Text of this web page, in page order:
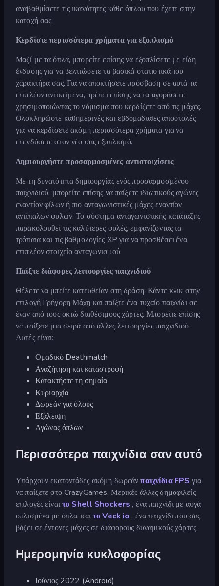
αναβαθμίσετε τις ικανότητες κάθε όπλου που έχετε στην
κατοχή σας.
Κερδίστε περισσότερα χρήματα για εξοπλισμό
Μαζί με τα όπλα, μπορείτε επίσης να εξοπλίσετε με είδη
ένδυσης για να βελτιώσετε τα βασικά στατιστικά του
χαρακτήρα σας. Για να αποκτήσετε πρόσβαση σε αυτά τα
επιπλέον αντικείμενα, πρέπει επίσης να τα αγοράσετε
χρησιμοποιώντας το νόμισμα που κερδίζετε από τις μάχες.
Ολοκληρώστε καθημερινές και εβδομαδιαίες αποστολές
για να κερδίσετε ακόμη περισσότερα χρήματα για να
επενδύσετε στον νέο σας εξοπλισμό.
Δημιουργήστε προσαρμοσμένες αντιστοιχίσεις
Με τη δυνατότητα δημιουργίας ενός προσαρμοσμένου
παιχνιδιού, μπορείτε επίσης να παίξετε ιδιωτικούς αγώνες
εναντίον φίλων ή πιο ανταγωνιστικές μάχες εναντίον
αντίπαλων φυλών. Το σύστημα ανταγωνιστικής κατάταξης
παρακολουθεί τις καλύτερες φυλές, εμφανίζοντας τα
τρόπαια και τις βαθμολογίες XP για να προσθέσει ένα
επιπλέον στοιχείο ανταγωνισμού.
Παίξτε διάφορες λειτουργίες παιχνιδιού
Θέλετε να μπείτε κατευθείαν στη δράση; Κάντε κλικ στην
επιλογή Γρήγορη Μάχη και παίξτε ένα τυχαίο παιχνίδι σε
έναν από τους οκτώ διαθέσιμους χάρτες. Μπορείτε επίσης
να παίξετε μια σειρά από άλλες λειτουργίες παιχνιδιού.
Αυτές είναι:
Ομαδικό Deathmatch
Αναζήτηση και καταστροφή
Κατακτήστε τη σημαία
Κυριαρχία
Δωρεάν για όλους
Εξάλειψη
Αγώνας όπλων
Περισσότερα παιχνίδια σαν αυτό
Υπάρχουν εκατοντάδες ακόμη δωρεάνπαιχνίδια FPS για
να παίξετε στο CrazyGames. Μερικές άλλες δημοφιλείς
επιλογές είναιτο Shell Shockers , ένα παιχνίδι με αυγά
οπλισμένα με όπλα, καιτο Veck io , ένα παιχνίδι που σας
βάζει σε έντονες μάχες σε διάφορους δυναμικούς χάρτες.
Ημερομηνία κυκλοφορίας
Ιούνιος 2022 (Android)